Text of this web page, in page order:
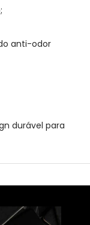
;
anti-odor
durável para